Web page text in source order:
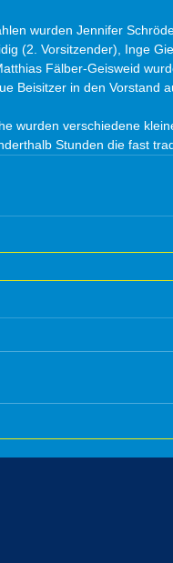
wurden Jennifer
(2. Vorsitzender), Inge
Fälber-Geisweid
Beisitzer in den Vorstand
wurden verschiedene
Stunden die fast